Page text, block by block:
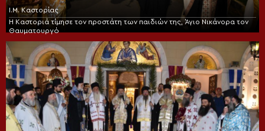
Ι.Μ. Καστορίας
Η Καστοριά τίμησε τον προστάτη των παιδιών της, Άγιο Νικάνορα τον
Θαυματουργό